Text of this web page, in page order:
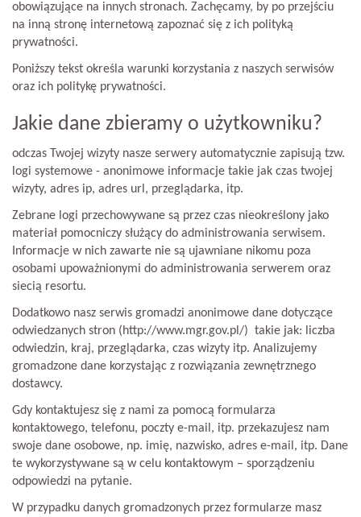
obowiązujące na innych stronach. Zachęcamy, by po przejściu
na inną stronę internetową zapoznać się z ich polityką
prywatności.
Poniższy tekst określa warunki korzystania z naszych serwisów
oraz ich politykę prywatności.
Jakie dane zbieramy o użytkowniku?
odczas Twojej wizyty nasze serwery automatycznie zapisują tzw.
logi systemowe - anonimowe informacje takie jak czas twojej
wizyty, adres ip, adres url, przeglądarka, itp.
Zebrane logi przechowywane są przez czas nieokreślony jako
materiał pomocniczy służący do administrowania serwisem.
Informacje w nich zawarte nie są ujawniane nikomu poza
osobami upoważnionymi do administrowania serwerem oraz
siecią resortu.
Dodatkowo nasz serwis gromadzi anonimowe dane dotyczące
odwiedzanych stron (http://www.mgr.gov.pl/) takie jak: liczba
odwiedzin, kraj, przeglądarka, czas wizyty itp. Analizujemy
gromadzone dane korzystając z rozwiązania zewnętrznego
dostawcy.
Gdy kontaktujesz się z nami za pomocą formularza
kontaktowego, telefonu, poczty e-mail, itp. przekazujesz nam
swoje dane osobowe, np. imię, nazwisko, adres e-mail, itp. Dane
te wykorzystywane są w celu kontaktowym – sporządzeniu
odpowiedzi na pytanie.
W przypadku danych gromadzonych przez formularze masz